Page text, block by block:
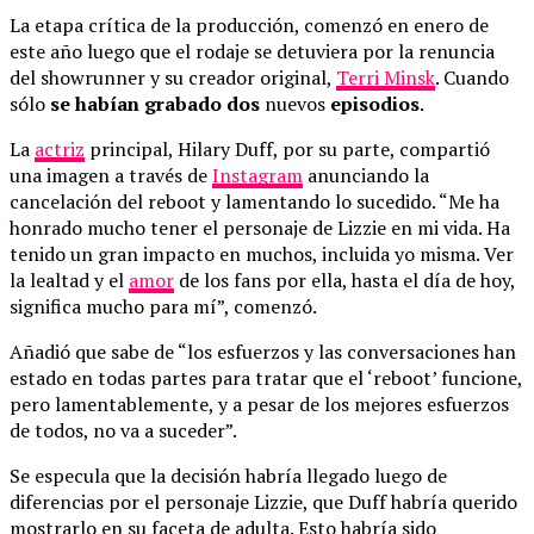
La etapa crítica de la producción, comenzó en enero de
este año luego que el rodaje se detuviera por la renuncia
del showrunner y su creador original, Terri Minsk. Cuando
sólo se habían grabado dos nuevos episodios.
La actriz principal, Hilary Duff, por su parte, compartió
una imagen a través deInstagram anunciando la
cancelación del reboot y lamentando lo sucedido. “Me ha
honrado mucho tener el personaje de Lizzie en mi vida. Ha
tenido un gran impacto en muchos, incluida yo misma. Ver
la lealtad y el amor de los fans por ella, hasta el día de hoy,
significa mucho para mí”, comenzó.
Añadió que sabe de “los esfuerzos y las conversaciones han
estado en todas partes para tratar que el ‘reboot’ funcione,
pero lamentablemente, y a pesar de los mejores esfuerzos
de todos, no va a suceder”.
Se especula que la decisión habría llegado luego de
diferencias por el personaje Lizzie, que Duff habría querido
mostrarlo en su faceta de adulta. Esto habría sido